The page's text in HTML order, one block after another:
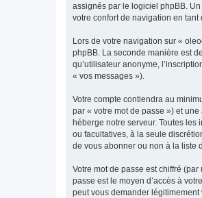
assignés par le logiciel phpBB.
votre confort de navigation en tant
Lors de votre navigation sur «
phpBB. La seconde manière est
qu’utilisateur anonyme,
« vos messages »).
Votre compte contiendra au
par « votre mot de passe ») et
héberge notre serveur. Toutes les
ou facultatives, à la seule
de vous abonner ou non à la liste
Votre mot de passe est chiffré
passe est le moyen d’accès à
peut vous demander